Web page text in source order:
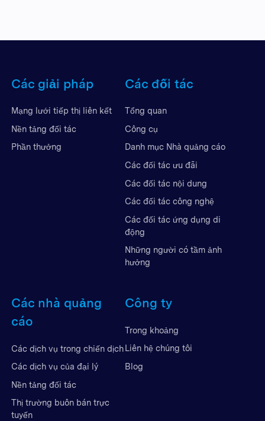
Các giải pháp
Mạng lưới tiếp thị liên kết
Nền tảng đối tác
Phần thưởng
Các đối tác
Tổng quan
Công cụ
Danh mục Nhà quảng cáo
Các đối tác ưu đãi
Các đối tác nội dung
Các đối tác công nghệ
Các đối tác ứng dụng di
động
Những người có tầm ảnh
hưởng
Các nhà quảng
cáo
Các dịch vụ trong chiến dịch
Các dịch vụ của đại lý
Nền tảng đối tác
Thị trường buôn bán trực
tuyến
Công ty
Trong khoảng
Liên hệ chúng tôi
Blog